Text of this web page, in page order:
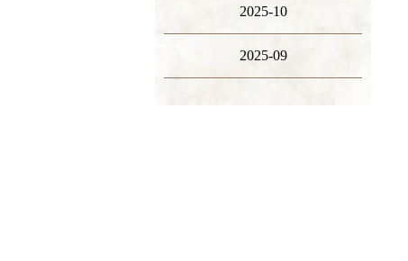
2025-10
2025-09